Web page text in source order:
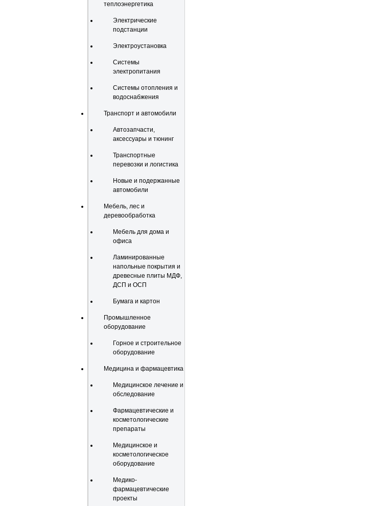
теплоэнергетика
Электрические
подстанции
Электроустановка
Системы
электропитания
Системы отопления и
водоснабжения
Транспорт и автомобили
Автозапчасти,
аксессуары и тюнинг
Транспортные
перевозки и логистика
Новые и подержанные
автомобили
Мебель, лес и
деревообработка
Мебель для дома и
офиса
Ламинированные
напольные покрытия и
древесные плиты МДФ,
ДСП и ОСП
Бумага и картон
Промышленное
оборудование
Горное и строительное
оборудование
Медицина и фармацевтика
Медицинское лечение и
обследование
Фармацевтические и
косметологические
препараты
Медицинское и
косметологическое
оборудование
Медико-
фармацевтические
проекты